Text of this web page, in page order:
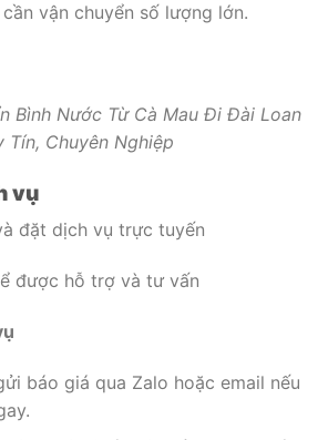
vận chuyển số lượng lớn.
Bình Nước Từ Cà Mau Đi Đài Loan
Tín, Chuyên Nghiệp
vụ
đặt dịch vụ trực tuyến
được hỗ trợ và tư vấn
báo giá qua Zalo hoặc email nếu